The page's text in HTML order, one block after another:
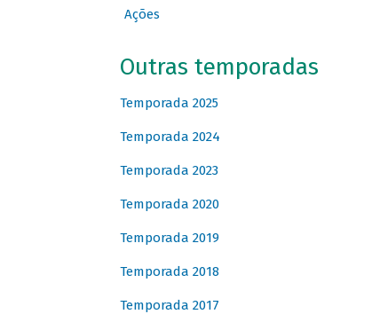
Ações
Outras temporadas
Temporada 2025
Temporada 2024
Temporada 2023
Temporada 2020
Temporada 2019
Temporada 2018
Temporada 2017